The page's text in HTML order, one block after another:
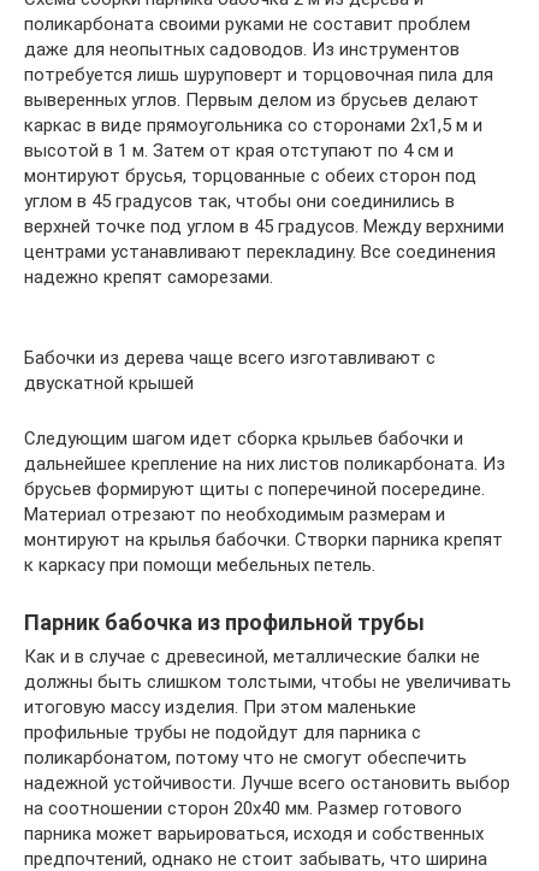
поликарбоната своими руками не составит проблем
даже для неопытных садоводов. Из инструментов
потребуется лишь шуруповерт и торцовочная пила для
выверенных углов. Первым делом из брусьев делают
каркас в виде прямоугольника со сторонами 2х1,5 м и
высотой в 1 м. Затем от края отступают по 4 см и
монтируют брусья, торцованные с обеих сторон под
углом в 45 градусов так, чтобы они соединились в
верхней точке под углом в 45 градусов. Между верхними
центрами устанавливают перекладину. Все соединения
надежно крепят саморезами.
Бабочки из дерева чаще всего изготавливают с
двускатной крышей
Следующим шагом идет сборка крыльев бабочки и
дальнейшее крепление на них листов поликарбоната. Из
брусьев формируют щиты с поперечиной посередине.
Материал отрезают по необходимым размерам и
монтируют на крылья бабочки. Створки парника крепят
к каркасу при помощи мебельных петель.
Парник бабочка из профильной трубы
Как и в случае с древесиной, металлические балки не
должны быть слишком толстыми, чтобы не увеличивать
итоговую массу изделия. При этом маленькие
профильные трубы не подойдут для парника с
поликарбонатом, потому что не смогут обеспечить
надежной устойчивости. Лучше всего остановить выбор
на соотношении сторон 20х40 мм. Размер готового
парника может варьироваться, исходя и собственных
предпочтений, однако не стоит забывать, что ширина